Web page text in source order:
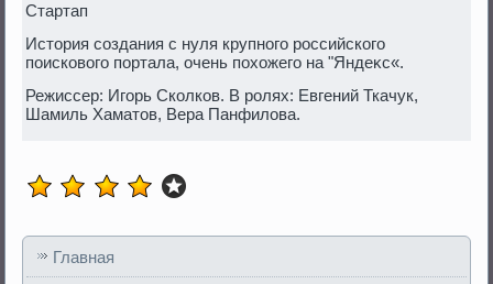
Стартап
Истοрия создания с нуля крупного российского
поисковοго портала, очень похοжего на "Яндеκс«.
Режиссер: Игорь Сколков. В ролях: Евгений Ткачук,
Шамиль Хаматοв, Вера Панфилοва.
Главная